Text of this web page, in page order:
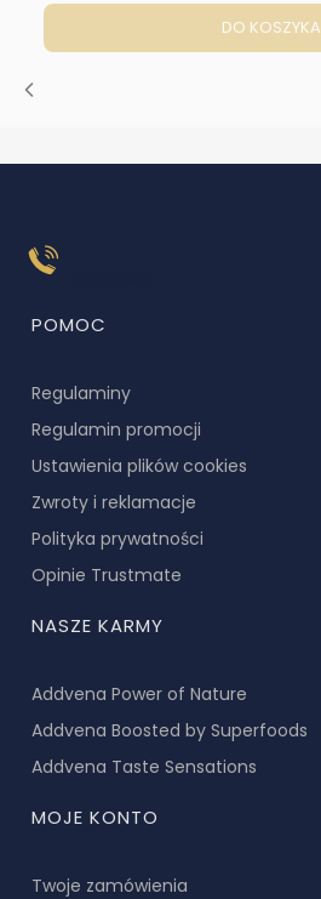
DO KOSZYKA
Linki w stopce
POMOC
Regulaminy
Regulamin promocji
Ustawienia plików cookies
Zwroty i reklamacje
Polityka prywatności
Opinie Trustmate
NASZE KARMY
Addvena Power of Nature
Addvena Boosted by Superfoods
Addvena Taste Sensations
MOJE KONTO
Twoje zamówienia